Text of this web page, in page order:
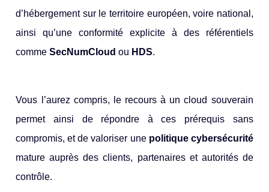
d’hébergement sur le territoire européen, voire national,
ainsi qu’une conformité explicite à des référentiels
comme SecNumCloud ou HDS.
Vous l’aurez compris, le recours à un cloud souverain
permet ainsi de répondre à ces prérequis sans
compromis, et de valoriser unepolitique cybersécurité
mature auprès des clients, partenaires et autorités de
contrôle.